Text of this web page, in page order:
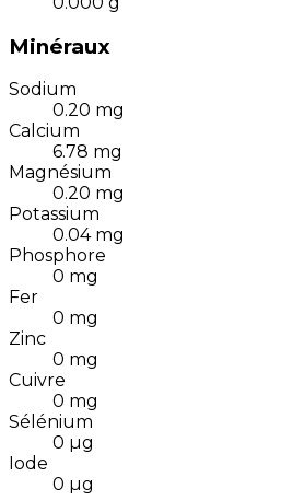
Minéraux
Sodium
0.20 mg
Calcium
6.78 mg
Magnésium
0.20 mg
Potassium
0.04 mg
Phosphore
0 mg
Fer
0 mg
Zinc
0 mg
Cuivre
0 mg
Sélénium
0 µg
Iode
0 µg